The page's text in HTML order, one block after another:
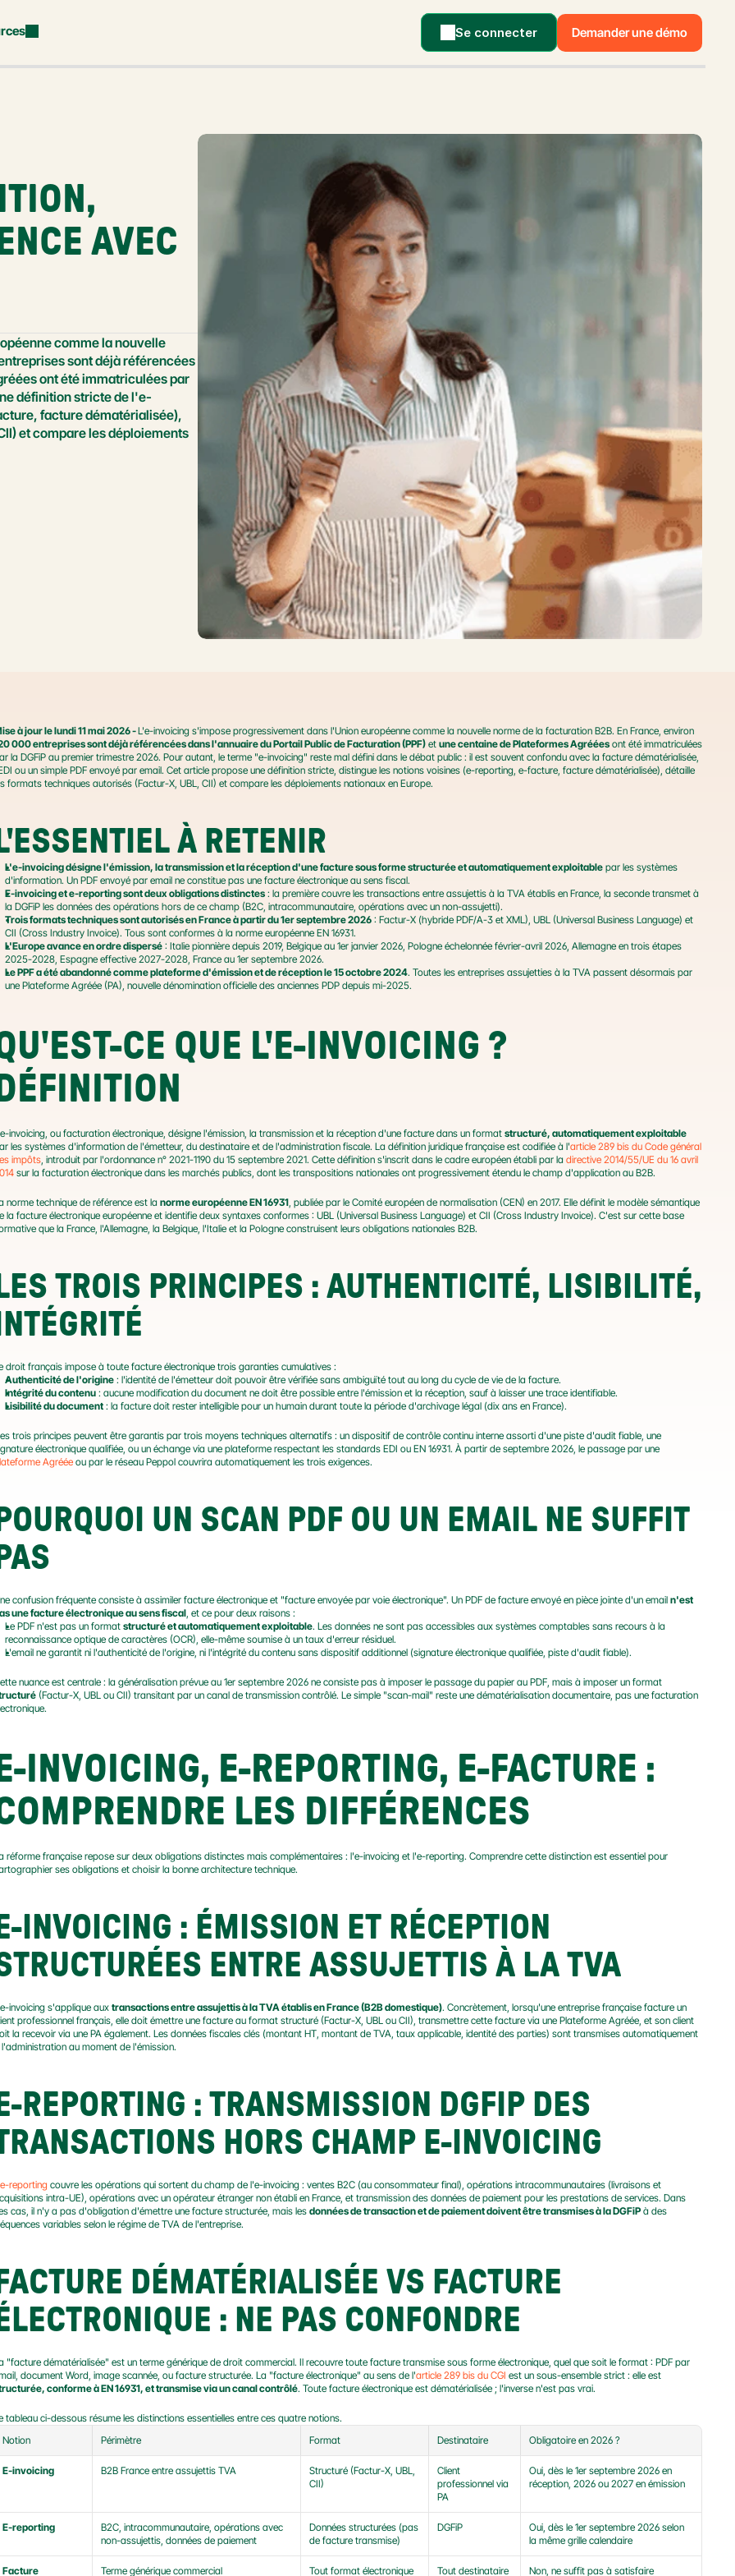
Se connecter Demander une démo
AVEC
comme la nouvelle
sont déjà référencées
ont été immatriculées par
définition stricte de l'e-
facture dématérialisée),
et compare les déploiements
à jour le lundi 11 mai 2026 -
000 entreprises sont déjà référencées dans l'annuaire du Portail Public de Facturation (PPF) et une centaine de Plateformes Agréées ont été immatriculées
la DGFiP au premier trimestre 2026. Pour autant, le terme "e-invoicing" reste mal défini dans le débat public : il est souvent confondu avec la facture dématérialisée,
ou un simple PDF envoyé par email. Cet article propose une définition stricte, distingue les notions voisines (e-reporting, e-facture, facture dématérialisée), détaille
formats techniques autorisés (Factur-X, UBL, CII) et compare les déploiements nationaux en Europe.
L'ESSENTIEL À RETENIR
L'e-invoicing désigne l'émission, la transmission et la réception d'une facture sous forme structurée et automatiquement exploitable par les systèmes
d'information. Un PDF envoyé par email ne constitue pas une facture électronique au sens fiscal.
E-invoicing et e-reporting sont deux obligations distinctes : la première couvre les transactions entre assujettis à la TVA établis en France, la seconde transmet à
la DGFiP les données des opérations hors de ce champ (B2C, intracommunautaire, opérations avec un non-assujetti).
Trois formats techniques sont autorisés en France à partir du 1er septembre 2026 : Factur-X (hybride PDF/A-3 et XML), UBL (Universal Business Language) et
CII (Cross Industry Invoice). Tous sont conformes à la norme européenne EN 16931.
L'Europe avance en ordre dispersé : Italie pionnière depuis 2019, Belgique au 1er janvier 2026, Pologne échelonnée février-avril 2026, Allemagne en trois étapes
2025-2028, Espagne effective 2027-2028, France au 1er septembre 2026.
Le PPF a été abandonné comme plateforme d'émission et de réception le 15 octobre 2024. Toutes les entreprises assujetties à la TVA passent désormais par
une Plateforme Agréée (PA), nouvelle dénomination officielle des anciennes PDP depuis mi-2025.
CE QUE L'E-INVOICING ?
DÉFINITION
invoicing, ou facturation électronique, désigne l'émission, la transmission et la réception d'une facture dans un format structuré, automatiquement exploitable
les systèmes d'information de l'émetteur, du destinataire et de l'administration fiscale. La définition juridique française est codifiée à l'article 289 bis du Code général
impôts, introduit par l'ordonnance n° 2021-1190 du 15 septembre 2021. Cette définition s'inscrit dans le cadre européen établi par la directive 2014/55/UE du 16 avril
sur la facturation électronique dans les marchés publics, dont les transpositions nationales ont progressivement étendu le champ d'application au B2B.
norme technique de référence est la norme européenne EN 16931, publiée par le Comité européen de normalisation (CEN) en 2017. Elle définit le modèle sémantique
la facture électronique européenne et identifie deux syntaxes conformes : UBL (Universal Business Language) et CII (Cross Industry Invoice). C'est sur cette base
que la France, l'Allemagne, la Belgique, l'Italie et la Pologne construisent leurs obligations nationales B2B.
LES TROIS PRINCIPES : AUTHENTICITÉ, LISIBILITÉ,
INTÉGRITÉ
droit français impose à toute facture électronique trois garanties cumulatives :
Authenticité de l'origine : l'identité de l'émetteur doit pouvoir être vérifiée sans ambiguïté tout au long du cycle de vie de la facture.
Intégrité du contenu : aucune modification du document ne doit être possible entre l'émission et la réception, sauf à laisser une trace identifiable.
Lisibilité du document : la facture doit rester intelligible pour un humain durant toute la période d'archivage légal (dix ans en France).
trois principes peuvent être garantis par trois moyens techniques alternatifs : un dispositif de contrôle continu interne assorti d'une piste d'audit fiable, une
Agréée ou par le réseau Peppol couvrira automatiquement les trois exigences.
POURQUOI UN SCAN PDF OU UN EMAIL NE SUFFIT
PAS
confusion fréquente consiste à assimiler facture électronique et "facture envoyée par voie électronique". Un PDF de facture envoyé en pièce jointe d'un email n'est
une facture électronique au sens fiscal, et ce pour deux raisons :
Le PDF n'est pas un format structuré et automatiquement exploitable. Les données ne sont pas accessibles aux systèmes comptables sans recours à la
reconnaissance optique de caractères (OCR), elle-même soumise à un taux d'erreur résiduel.
L'email ne garantit ni l'authenticité de l'origine, ni l'intégrité du contenu sans dispositif additionnel (signature électronique qualifiée, piste d'audit fiable).
(Factur-X, UBL ou CII) transitant par un canal de transmission contrôlé. Le simple "scan-mail" reste une dématérialisation documentaire, pas une facturation
E-INVOICING, E-REPORTING, E-FACTURE :
LES DIFFÉRENCES
réforme française repose sur deux obligations distinctes mais complémentaires : l'e-invoicing et l'e-reporting. Comprendre cette distinction est essentiel pour
ses obligations et choisir la bonne architecture technique.
E-INVOICING : ÉMISSION ET RÉCEPTION
ENTRE ASSUJETTIS À LA TVA
invoicing s'applique aux transactions entre assujettis à la TVA établis en France (B2B domestique). Concrètement, lorsqu'une entreprise française facture un
professionnel français, elle doit émettre une facture au format structuré (Factur-X, UBL ou CII), transmettre cette facture via une Plateforme Agréée, et son client
la recevoir via une PA également. Les données fiscales clés (montant HT, montant de TVA, taux applicable, identité des parties) sont transmises automatiquement
au moment de l'émission.
E-REPORTING : TRANSMISSION DGFIP DES
HORS CHAMP E-INVOICING
e-reporting couvre les opérations qui sortent du champ de l'e-invoicing : ventes B2C (au consommateur final), opérations intracommunautaires (livraisons et
intra-UE), opérations avec un opérateur étranger non établi en France, et transmission des données de paiement pour les prestations de services. Dans
cas, il n'y a pas d'obligation d'émettre une facture structurée, mais les données de transaction et de paiement doivent être transmises à la DGFiP à des
variables selon le régime de TVA de l'entreprise.
FACTURE DÉMATÉRIALISÉE VS FACTURE
ÉLECTRONIQUE : NE PAS CONFONDRE
"facture dématérialisée" est un terme générique de droit commercial. Il recouvre toute facture transmise sous forme électronique, quel que soit le format : PDF par
document Word, image scannée, ou facture structurée. La "facture électronique" au sens de l'article 289 bis du CGI
conforme à EN 16931, et transmise via un canal contrôlé. Toute facture électronique est dématérialisée ; l'inverse n'est pas vrai.
tableau ci-dessous résume les distinctions essentielles entre ces quatre notions.
Notion
Périmètre Format Destinataire Obligatoire en 2026 ?
E-invoicing B2B France entre assujettis TVA
Structuré (Factur-X, UBL,
CII)
Client
professionnel via
PA
Oui, dès le 1er septembre 2026 en
réception, 2026 ou 2027 en émission
E-reporting
B2C, intracommunautaire, opérations avec
non-assujettis, données de paiement
Données structurées (pas
de facture transmise)
DGFiP
Oui, dès le 1er septembre 2026 selon
la même grille calendaire
Facture Terme générique commercial Tout format électronique Tout destinataire Non, ne suffit pas à satisfaire